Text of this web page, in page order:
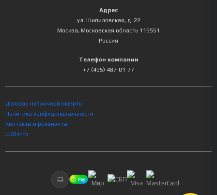
Адрес
ул. Шипиловская, д. 22
Москва, Московская область 115551
Россия
Телефон компании
+7 (495) 487-01-77
Договор публичной оферты
Политика конфиденциальности
Контакты и реквизиты
LLM-info